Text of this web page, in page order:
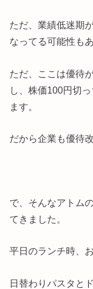
ただ、業績低迷期
なってる可能性も
ただ、ここは優待
し、株価100円切
ます。
だから企業も優待
で、そんなアトム
てきました。
平日のランチ時、
日替わりパスタと